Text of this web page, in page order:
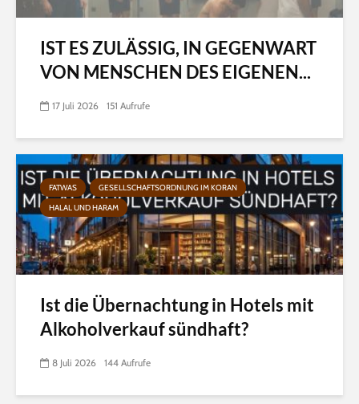
IST ES ZULÄSSIG, IN GEGENWART
VON MENSCHEN DES EIGENEN...
17 Juli 2026 151 Aufrufe
FATWAS
GESELLSCHAFTSORDNUNG IM KORAN
HALAL UND HARAM
Ist die Übernachtung in Hotels mit
Alkoholverkauf sündhaft?
8 Juli 2026 144 Aufrufe